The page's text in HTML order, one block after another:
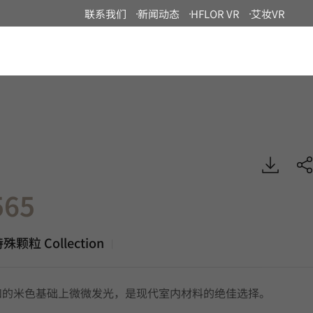
联系我们 新闻动态 HFLOR VR 艾妆VR
殊颗粒 Collection
米色基础上微微发光，是现代室内材料的绝佳选择。